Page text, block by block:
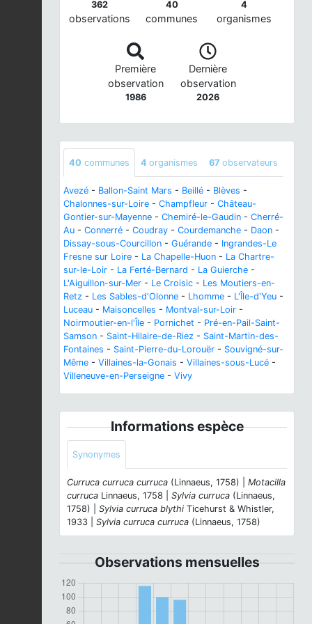
362
observations
40
communes
4
organismes
Première
observation
1986
Dernière
observation
2026
40 communes 4 organismes 67 observateurs
Avezé - Ballon-Saint Mars - Beillé - Blèves -
Chalonnes-sur-Loire - Champfleur - Château-
Gontier-sur-Mayenne - Chemiré-le-Gaudin - Cherré-
Au - Connerré - Coudray - Courdemanche - Daon -
Dissay-sous-Courcillon - Guérande - Ingrandes-Le
Fresne sur Loire - La Chapelle-Huon - La Chartre-
sur-le-Loir - La Ferté-Bernard - La Guierche -
L'Aiguillon-sur-Mer - Le Croisic - Les Moutiers-en-
Retz - Les Sables-d'Olonne - Lhomme - L'Île-d'Yeu -
Luceau - Maisoncelles - Montval-sur-Loir -
Noirmoutier-en-l'Île - Pornichet - Pré-en-Pail-Saint-
Samson - Saint-Hilaire-de-Riez - Saint-Martin-des-
Fontaines - Saint-Pierre-du-Lorouër - Souvigné-sur-
Même - Villaines-la-Gonais - Villaines-sous-Lucé -
Villeneuve-en-Perseigne - Vivy
Informations espèce
Synonymes
Curruca curruca curruca (Linnaeus, 1758) | Motacilla
curruca Linnaeus, 1758 | Sylvia curruca (Linnaeus,
1758) | Sylvia curruca blythi Ticehurst & Whistler,
1933 | Sylvia curruca curruca (Linnaeus, 1758)
Observations mensuelles